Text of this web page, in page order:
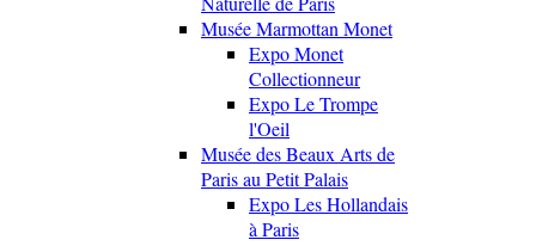
Musée Marmottan Monet
Expo Monet
Collectionneur
Expo Le Trompe
l'Oeil
Musée des Beaux Arts de
Paris au Petit Palais
Expo Les Hollandais
à Paris